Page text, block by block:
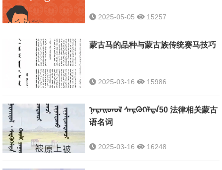
2025-05-05 15257
蒙古马的品种与蒙古族传统赛马技巧
2025-03-16 15986
ᠨᠡᠷᠡᠢᠳᠦᠯ ᠰᠡᠷᠭᠦᠭᠡᠯᠲᠡ50 法律相关蒙古
语名词
2025-03-16 16248